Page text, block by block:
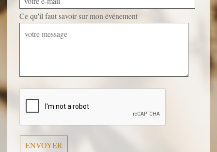
Ce qu'il faut savoir sur mon événement
champ
vide.